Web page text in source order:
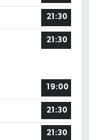
21:30
21:30
19:00
21:30
21:30